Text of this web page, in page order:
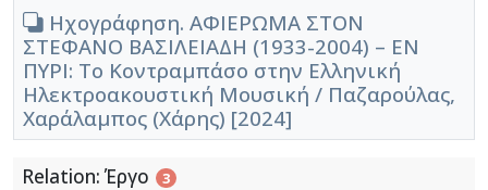
Ηχογράφηση. ΑΦΙΕΡΩΜΑ ΣΤΟΝ
ΣΤΕΦΑΝΟ ΒΑΣΙΛΕΙΑΔΗ (1933-2004) – ΕΝ
ΠΥΡΙ: Το Κοντραμπάσο στην Ελληνική
Ηλεκτροακουστική Μουσική / Παζαρούλας,
Χαράλαμπος (Χάρης) [2024]
Relation: Έργο 3